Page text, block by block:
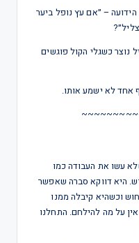
– ״אם עץ נופל ביער
כשגלי הקול פוגשים
אחד לא ישמע אותו.
עשו את העבודה כמו
היא דווקא סברה שאפשר
וכשהיא קיבלה ממנו
על מה להילחם. התחלנו